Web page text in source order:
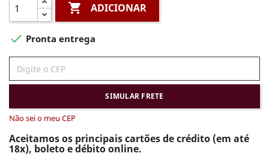
 ADICIONAR
 Pronta entrega
SIMULAR FRETE
Não sei o meu CEP
Aceitamos os principais cartões de crédito (em até
18x), boleto e débito online.